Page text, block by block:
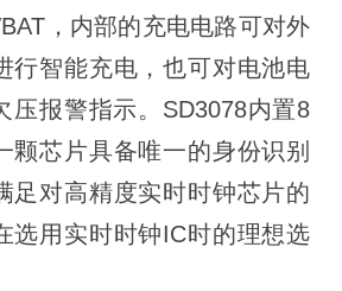
，内部的充电电路可对外
行智能充电，也可对电池电
压报警指示。SD3078内置8
颗芯片具备唯一的身份识别
足对高精度实时时钟芯片的
选用实时时钟IC时的理想选